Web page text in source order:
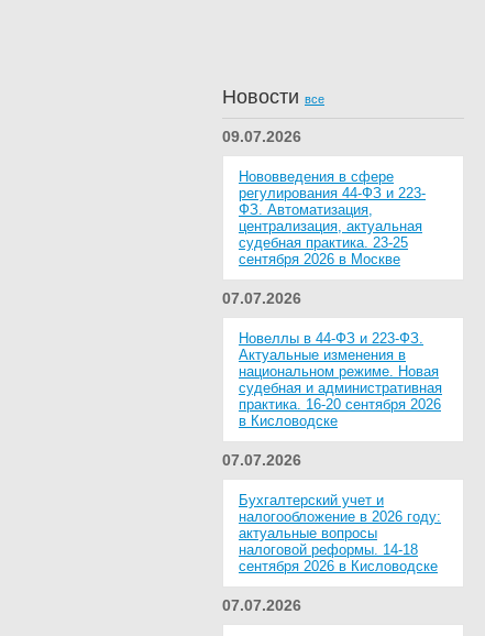
Новости все
09.07.2026
Нововведения в сфере
регулирования 44-ФЗ и 223-
ФЗ. Автоматизация,
централизация, актуальная
судебная практика. 23-25
сентября 2026 в Москве
07.07.2026
Новеллы в 44-ФЗ и 223-ФЗ.
Актуальные изменения в
национальном режиме. Новая
судебная и административная
практика. 16-20 сентября 2026
в Кисловодске
07.07.2026
Бухгалтерский учет и
налогообложение в 2026 году:
актуальные вопросы
налоговой реформы. 14-18
сентября 2026 в Кисловодске
07.07.2026